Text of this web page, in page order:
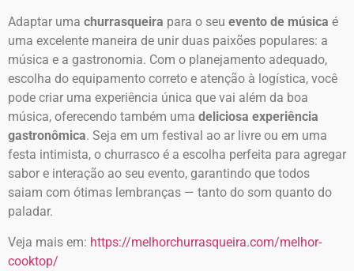
Adaptar uma churrasqueira para o seu evento de música é
uma excelente maneira de unir duas paixões populares: a
música e a gastronomia. Com o planejamento adequado,
escolha do equipamento correto e atenção à logística, você
pode criar uma experiência única que vai além da boa
música, oferecendo também uma deliciosa experiência
gastronômica. Seja em um festival ao ar livre ou em uma
festa intimista, o churrasco é a escolha perfeita para agregar
sabor e interação ao seu evento, garantindo que todos
saiam com ótimas lembranças — tanto do som quanto do
paladar.
Veja mais em: https://melhorchurrasqueira.com/melhor-
cooktop/